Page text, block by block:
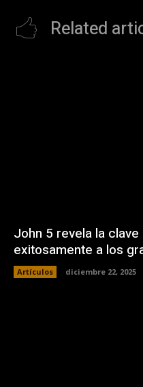
Related
John 5 revela la
exitosamente a los
Artículos diciembre 22, 2025